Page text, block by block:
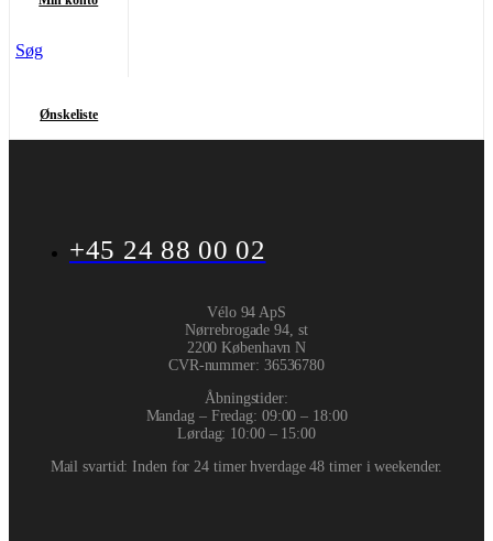
Søg
Ønskeliste
+45 24 88 00 02
Vélo 94 ApS
Nørrebrogade 94, st
2200 København N
CVR-nummer: 36536780
Åbningstider:
Mandag – Fredag: 09:00 – 18:00
Lørdag: 10:00 – 15:00
Mail svartid: Inden for 24 timer hverdage 48 timer i weekender.